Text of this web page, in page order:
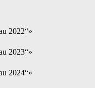
2022“»
2023“»
2024“»